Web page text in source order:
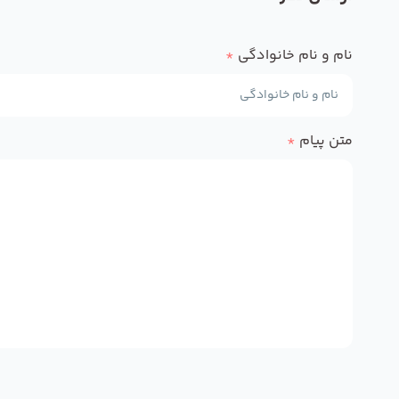
نام و نام خانوادگی *
متن پیام *